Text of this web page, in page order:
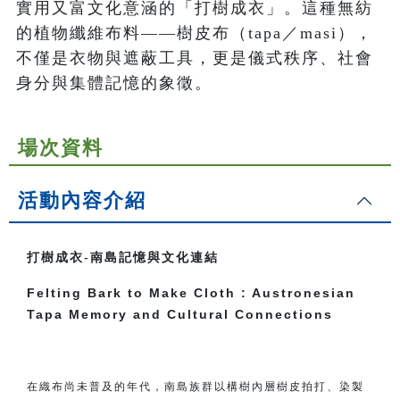
實用又富文化意涵的「打樹成衣」。這種無紡
的植物纖維布料——樹皮布（tapa／masi），
不僅是衣物與遮蔽工具，更是儀式秩序、社會
身分與集體記憶的象徵。
場次資料
活動內容介紹
打樹成衣-南島記憶與文化連結
Felting Bark to Make Cloth : Austronesian
Tapa Memory and Cultural Connections
在織布尚未普及的年代，南島族群以構樹內層樹皮拍打、染製